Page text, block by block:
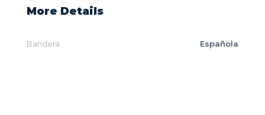
More Details
Bandera Española